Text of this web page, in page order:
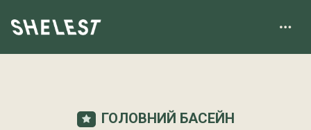
ГОЛОВНИЙ БАСЕЙН